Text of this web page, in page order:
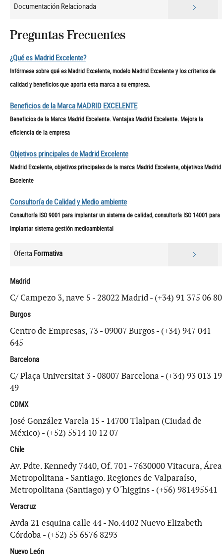
Documentación Relacionada
Preguntas Frecuentes
¿Qué es Madrid Excelente?
Infórmese sobre qué es Madrid Excelente, modelo Madrid Excelente y los criterios de
calidad y beneficios que aporta esta marca a su empresa.
Beneficios de la Marca MADRID EXCELENTE
Beneficios de la Marca Madrid Excelente. Ventajas Madrid Excelente. Mejora la
eficiencia de la empresa
Objetivos principales de Madrid Excelente
Madrid Excelente, objetivos principales de la marca Madrid Excelente, objetivos Madrid
Excelente
Consultoría de Calidad y Medio ambiente
Consultoría ISO 9001 para implantar un sistema de calidad, consultoría ISO 14001 para
implantar sistema gestión medioambiental
Oferta Formativa
Madrid
C/ Campezo 3, nave 5 - 28022 Madrid - (+34) 91 375 06 80
Burgos
Centro de Empresas, 73 - 09007 Burgos - (+34) 947 041
645
Barcelona
C/ Plaça Universitat 3 - 08007 Barcelona - (+34) 93 013 19
49
CDMX
José González Varela 15 - 14700 Tlalpan (Ciudad de
México) - (+52) 5514 10 12 07
Chile
Av. Pdte. Kennedy 7440, Of. 701 - 7630000 Vitacura, Área
Metropolitana - Santiago. Regiones de Valparaíso,
Metropolitana (Santiago) y O´higgins - (+56) 981495541
Veracruz
Avda 21 esquina calle 44 - No.4402 Nuevo Elizabeth
Córdoba - (+52) 55 6576 8293
Nuevo León